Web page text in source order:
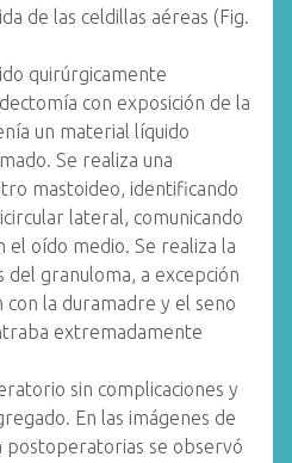
de las celdillas aéreas (Fig.
quirúrgicamente
con exposición de la
un material líquido
Se realiza una
mastoideo, identificando
lateral, comunicando
el oído medio. Se realiza la
del granuloma, a excepción
la duramadre y el seno
extremadamente
sin complicaciones y
En las imágenes de
postoperatorias se observó